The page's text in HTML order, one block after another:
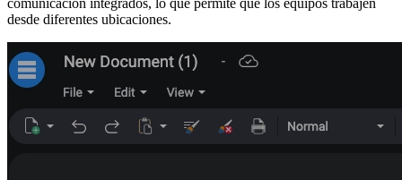
comunicación integrados, lo que permite que los equipos trabajen
desde diferentes ubicaciones.